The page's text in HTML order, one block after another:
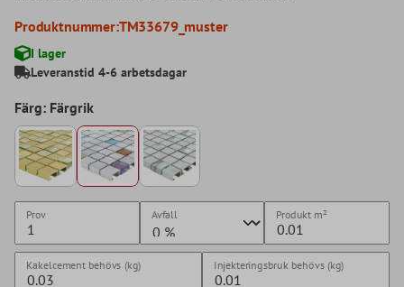
Produktnummer:TM33679_muster
I lager
Leveranstid 4-6 arbetsdagar
Färg: Färgrik
Prov Avfall Produkt m²
Kakelcement behövs (kg) Injekteringsbruk behövs (kg)